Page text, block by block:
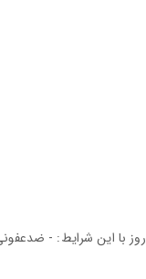
حدود 30 روز با این شرایط: -